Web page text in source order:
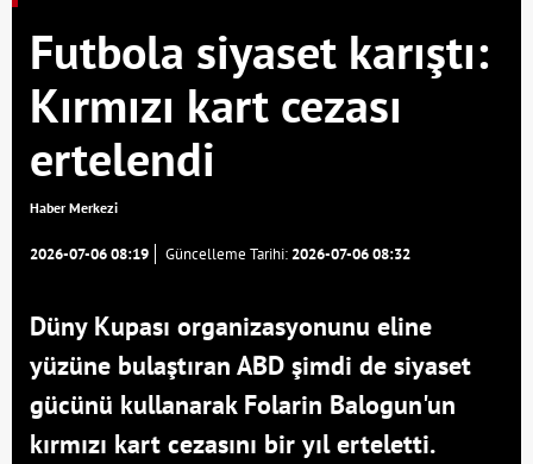
Futbola siyaset karıştı:
Kırmızı kart cezası
ertelendi
Haber Merkezi
2026-07-06 08:19 Güncelleme Tarihi:2026-07-06 08:32
Düny Kupası organizasyonunu eline
yüzüne bulaştıran ABD şimdi de siyaset
gücünü kullanarak Folarin Balogun'un
kırmızı kart cezasını bir yıl erteletti.